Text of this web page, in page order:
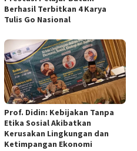
Berhasil Terbitkan 4 Karya
Tulis Go Nasional
Prof. Didin: Kebijakan Tanpa
Etika Sosial Akibatkan
Kerusakan Lingkungan dan
Ketimpangan Ekonomi